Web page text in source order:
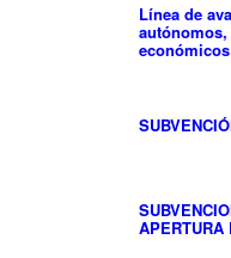
Línea de
APERTURA